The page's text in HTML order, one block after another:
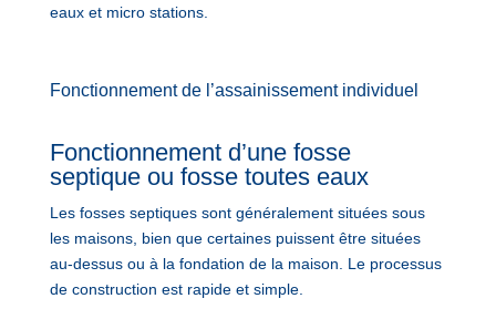
eaux et micro stations.
Fonctionnement de l’assainissement individuel
Fonctionnement d’une fosse
septique ou fosse toutes eaux
Les fosses septiques sont généralement situées sous
les maisons, bien que certaines puissent être situées
au-dessus ou à la fondation de la maison. Le processus
de construction est rapide et simple.